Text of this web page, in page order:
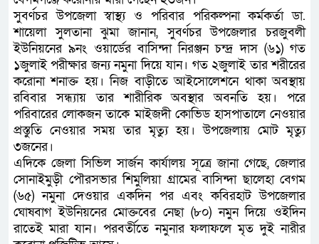
সুবর্ণচর উপজেলা স্বাস্থ্য ও পরিবার পরিকল্পনা কর্মকর্তা ডা.
শায়েলা সুলতানা ঝুমা জানান, সুবর্ণচর উপজেলার চরজুবলী
ইউনিয়নের ৯নং ওয়ার্ডের বাসিন্দা নিরঞ্জন চন্দ্র দাস (৬১) গত
১জুলাই পরীক্ষার জন্য নমুনা দিয়ে যান। গত ২জুলাই তার শরীরের
করোনা শনাক্ত হয়। নিজ বাড়ীতে আইসোলেশনে থাকা অবস্থায়
রবিবার সন্ধ্যায় তার শারীরিক অবস্থার অবনতি হয়। পরে
পরিবারের লোকজন তাকে মাইজদী কোভিড হাসপাতালে নেওয়ার
প্রস্তুতি নেওয়ার সময় তার মৃত্যু হয়। উপজেলায় মোট মৃত্যু
৩জনের।
এদিকে জেলা সিভিল সার্জন কার্যালয় সূত্রে জানা গেছে, জেলার
সোনাইমুড়ী পৌরসভার শিমুলিয়া গ্রামের বাসিন্দা ছালেহা বেগম
(৬৫) নমুনা দেওয়ার একদিন পর এবং কবিরহাট উপজেলার
ঘোষবাগ ইউনিয়নের মোক্তবের নেছা (৮০) নমুন দিয়ে ওইদিন
রাতেই মারা যান। পরবর্তীতে নমুনার ফলাফলে মৃত দুই নারীর